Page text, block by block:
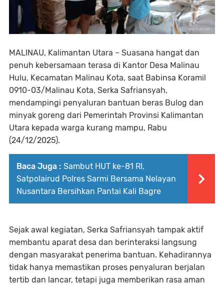
MALINAU, Kalimantan Utara – Suasana hangat dan
penuh kebersamaan terasa di Kantor Desa Malinau
Hulu, Kecamatan Malinau Kota, saat Babinsa Koramil
0910-03/Malinau Kota, Serka Safriansyah,
mendampingi penyaluran bantuan beras Bulog dan
minyak goreng dari Pemerintah Provinsi Kalimantan
Utara kepada warga kurang mampu, Rabu
(24/12/2025).
Baca Juga : Sambut HUT ke-81 RI,
Satpolairud Polres Sarmi Bersama Nelayan
Nusantara Bersihkan Pantai Kali Bagre
Sejak awal kegiatan, Serka Safriansyah tampak aktif
membantu aparat desa dan berinteraksi langsung
dengan masyarakat penerima bantuan. Kehadirannya
tidak hanya memastikan proses penyaluran berjalan
tertib dan lancar, tetapi juga memberikan rasa aman